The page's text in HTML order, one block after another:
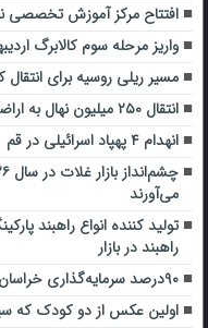
افتتاح مرکز آموزش تخصصی
واریز مرحله سوم کالابرگ اردیبهشت ماه ۱۴۰۴ در
مسیر ریلی روسیه برای انتقال
انتقال ۲۵۰ میلیون نهال به اراضی کشور
انهدام ۴ پهپاد اسرائیلی در قم
می‌آورند
تولید کننده انواع راهبند
راهبند در بازار
۹۰درصد سرمایه‌گذاری‌ خراسان رضوی توسط بخش خصوصی است
اولین عکس از دو کودک که